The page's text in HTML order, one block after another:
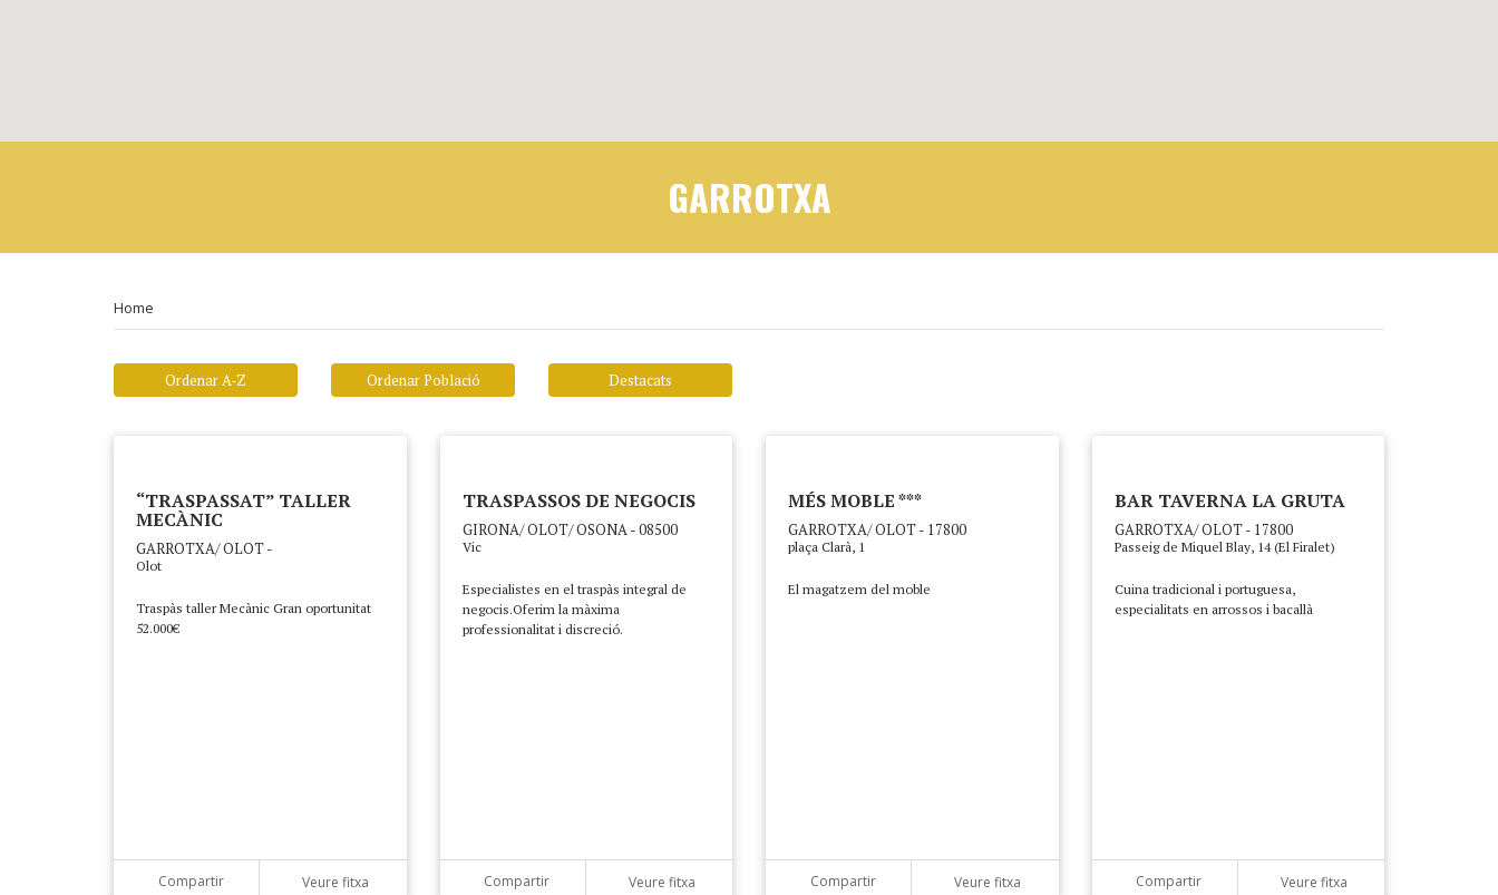
GARROTXA
Home
Ordenar A-Z Ordenar Població Destacats
“TRASPASSAT” TALLER
MECÀNIC
GARROTXA/ OLOT -
Olot
Traspàs taller Mecànic Gran oportunitat
52.000€
Compartir Veure fitxa
TRASPASSOS DE NEGOCIS
GIRONA/ OLOT/ OSONA - 08500
Vic
Especialistes en el traspàs integral de
negocis.Oferim la màxima
professionalitat i discreció.
Compartir Veure fitxa
MÉS MOBLE ***
GARROTXA/ OLOT - 17800
plaça Clarà, 1
El magatzem del moble
Compartir Veure fitxa
BAR TAVERNA LA GRUTA
GARROTXA/ OLOT - 17800
Passeig de Miquel Blay, 14 (El Firalet)
Cuina tradicional i portuguesa,
especialitats en arrossos i bacallà
Compartir Veure fitxa